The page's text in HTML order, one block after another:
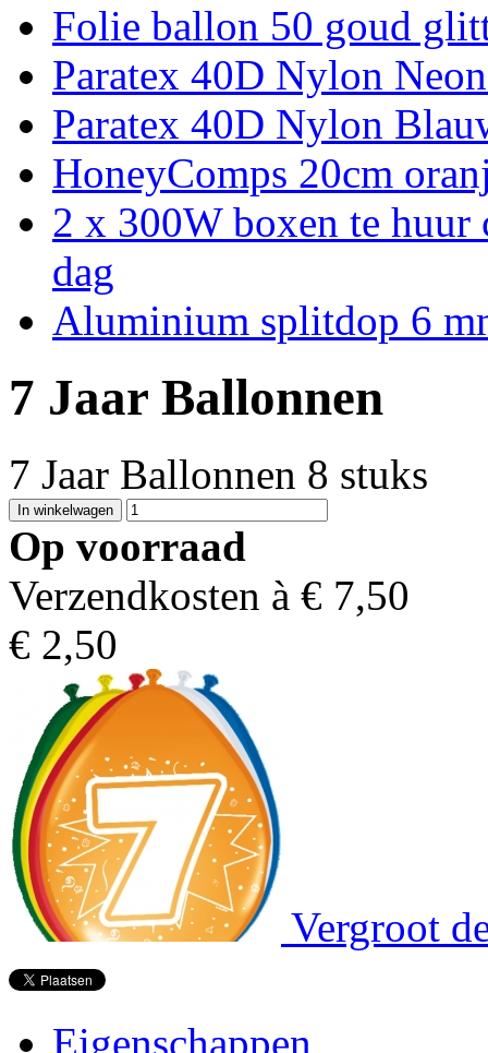
Folie ballon 50 goud
Paratex 40D Nylon
Paratex 40D Nylon
HoneyComps 20cm
2 x 300W boxen te
dag
Aluminium splitdop 6
7 Jaar Ballonnen
7 Jaar Ballonnen 8 stuks
Op voorraad
Verzendkosten à € 7,50
€ 2,50
Vergroot
Eigenschappen